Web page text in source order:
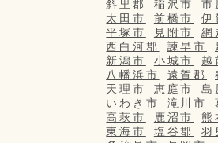
斜里郡
稲沢市 市
太田市
前橋市 伊
平塚市
見附市 網
西白河郡
諫早市
新潟市
小城市 越
八幡浜市
遠賀郡
天理市
恵庭市 島
いわき市
滝川市
高萩市
鹿沼市 熊
東海市
塩谷郡 羽